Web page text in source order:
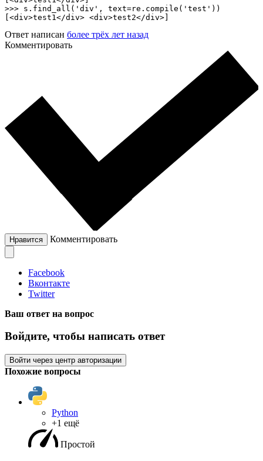
>>> s.find_all('div', text=re.compile('test'))
[<div>test1</div> <div>test2</div>]
Ответ написан более трёх лет назад
Комментировать
Нравится Комментировать
Facebook
Вконтакте
Twitter
Ваш ответ на вопрос
Войдите, чтобы написать ответ
Войти через центр авторизации
Похожие вопросы
Python
+1 ещё
Простой